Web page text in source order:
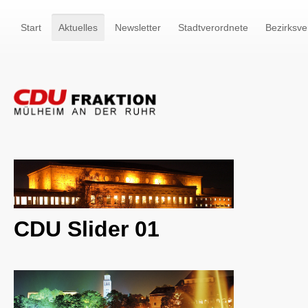
Start Aktuelles Newsletter Stadtverordnete
CDU Slider 01